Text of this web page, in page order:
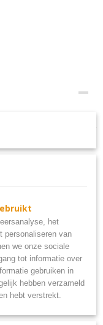
het
personaliseren van
we onze sociale
tot informatie over
gebruiken in
hebben verzameld
hebt verstrekt.